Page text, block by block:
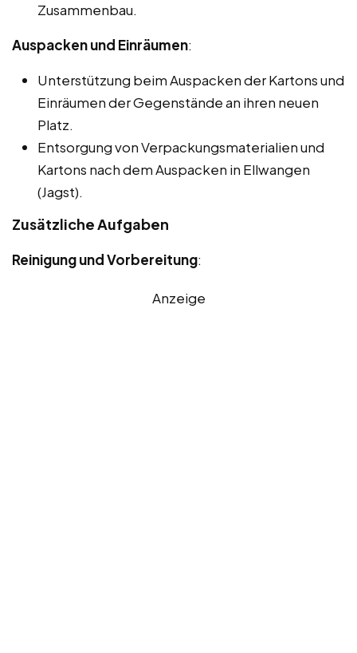
Zusammenbau.
Auspacken und Einräumen:
Unterstützung beim Auspacken der Kartons und
Einräumen der Gegenstände an ihren neuen
Platz.
Entsorgung von Verpackungsmaterialien und
Kartons nach dem Auspacken in Ellwangen
(Jagst).
Zusätzliche Aufgaben
Reinigung und Vorbereitung:
Anzeige